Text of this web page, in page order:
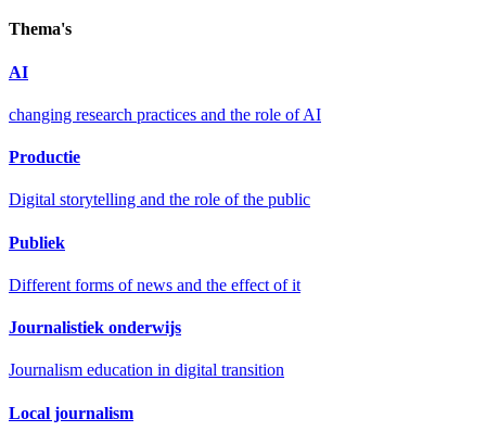
Thema's
AI
changing research practices and the role of AI
Productie
Digital storytelling and the role of the public
Publiek
Different forms of news and the effect of it
Journalistiek onderwijs
Journalism education in digital transition
Local journalism